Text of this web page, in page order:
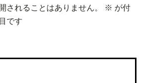
されることはありません。 ※ が付
です